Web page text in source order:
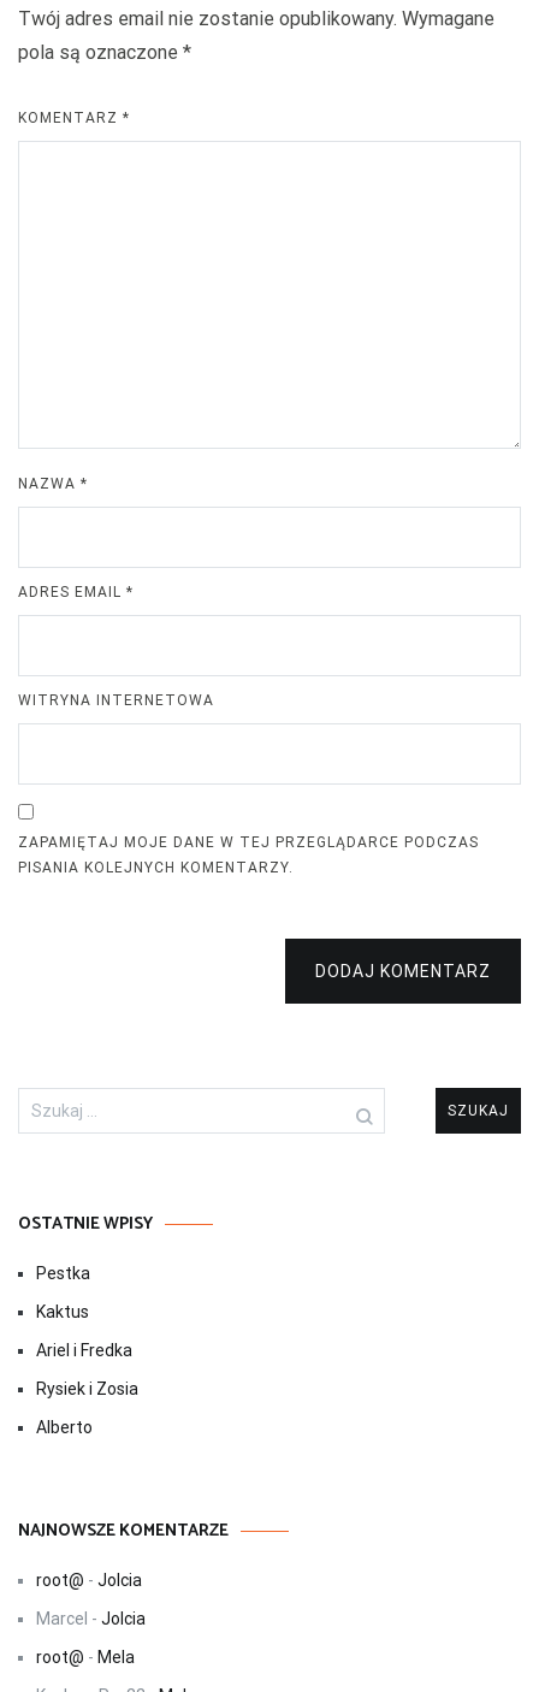
Twój adres email nie zostanie opublikowany. Wymagane
pola są oznaczone *
KOMENTARZ *
NAZWA *
ADRES EMAIL *
WITRYNA INTERNETOWA
ZAPAMIĘTAJ MOJE DANE W TEJ PRZEGLĄDARCE PODCZAS
PISANIA KOLEJNYCH KOMENTARZY.
DODAJ KOMENTARZ
Szukaj:
OSTATNIE WPISY
Pestka
Kaktus
Ariel i Fredka
Rysiek i Zosia
Alberto
NAJNOWSZE KOMENTARZE
root@ - Jolcia
Marcel - Jolcia
root@ - Mela